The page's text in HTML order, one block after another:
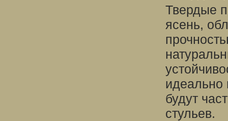
Твердые
ясень,
идеально
будут
стульев.